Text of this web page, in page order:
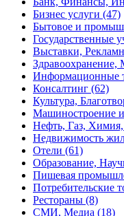
Бизнес услуги (47)
Бытовое и
Государственные
Выставки,
Здравоохранение,
Информационные
Консалтинг (62)
Культура,
Машиностроение и
Нефть, Газ, Химия,
Недвижимость
Отели (61)
Образование,
Пишевая
Потребительские
Рестораны (8)
СМИ, Медиа (18)